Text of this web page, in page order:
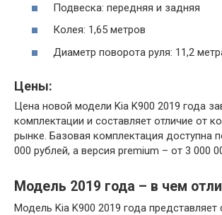
Подвеска: передняя и задняя
Колея: 1,65 метров
Диаметр поворота руля: 11,2
Цены:
Цена новой модели Kia K900 2019 года
комплектации и составляет отличие от
рынке. Базовая комплектация доступна
000 рублей, а версия premium – от 3 000
Модель 2019 года – в чем
Модель Kia K900 2019 года представляет